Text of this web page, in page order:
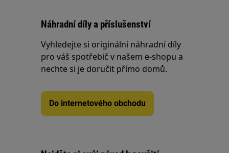
Náhradní díly a příslušenství
Vyhledejte si originální náhradní díly
pro váš spotřebič v našem e-shopu a
nechte si je doručit přímo domů.
Do internetového obchodu